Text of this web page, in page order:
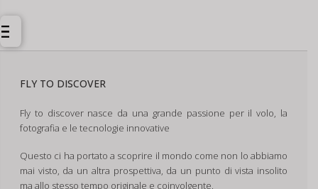
FLY TO DISCOVER
Fly to discover nasce da una grande passione per il volo, la
fotografia e le tecnologie innovative
Questo ci ha portato a scoprire il mondo come non lo abbiamo
mai visto, da un altra prospettiva, da un punto di vista insolito
ma allo stesso tempo originale e coinvolgente.